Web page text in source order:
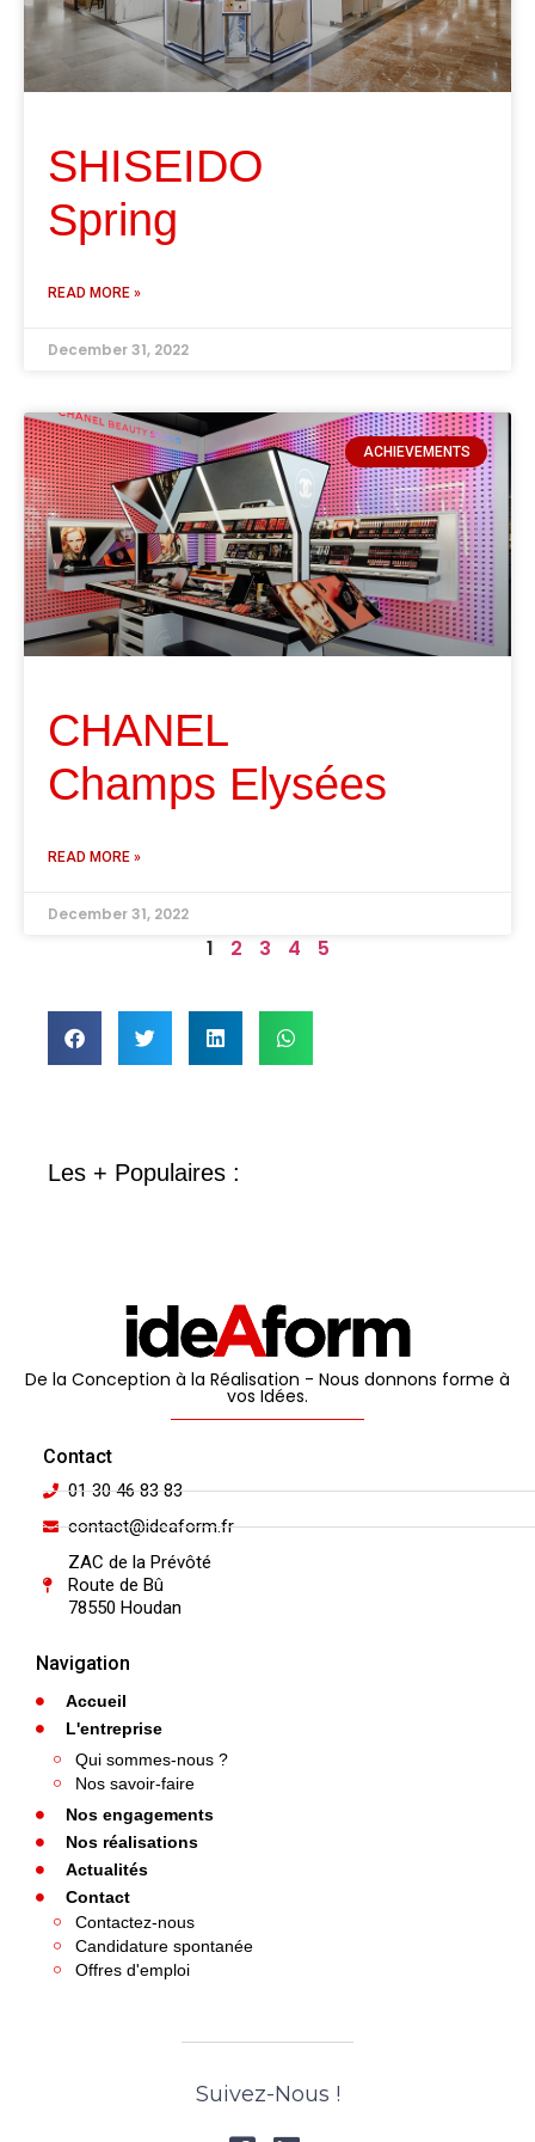
SHISEIDO
Spring
READ MORE »
December 31, 2022
ACHIEVEMENTS
CHANEL
Champs Elysées
READ MORE »
December 31, 2022
1 2 3 4 5
Les + Populaires :
De la Conception à la Réalisation - Nous donnons forme à
vos Idées.
Contact
01 30 46 83 83
contact@ideaform.fr
ZAC de la Prévôté
Route de Bû
78550 Houdan
Navigation
Accueil
L'entreprise
Qui sommes-nous ?
Nos savoir-faire
Nos engagements
Nos réalisations
Actualités
Contact
Contactez-nous
Candidature spontanée
Offres d'emploi
Suivez-Nous !